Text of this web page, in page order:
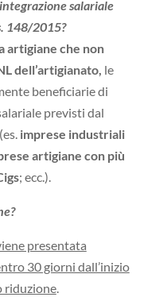
salariale
148/2015?
artigiane che non
dell’artigianato, le
beneficiarie di
previsti dal
imprese industriali
artigiane con più
; ecc.).
presentata
30 giorni dall’inizio
riduzione.